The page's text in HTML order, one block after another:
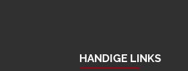
HANDIGE LINKS